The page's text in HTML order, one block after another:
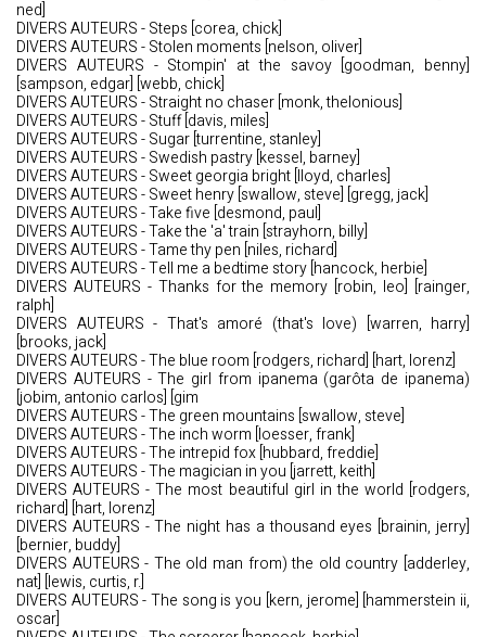
ned]
DIVERS AUTEURS - Steps [corea, chick]
DIVERS AUTEURS - Stolen moments [nelson, oliver]
DIVERS AUTEURS - Stompin' at the savoy [goodman, benny]
[sampson, edgar] [webb, chick]
DIVERS AUTEURS - Straight no chaser [monk, thelonious]
DIVERS AUTEURS - Stuff [davis, miles]
DIVERS AUTEURS - Sugar [turrentine, stanley]
DIVERS AUTEURS - Swedish pastry [kessel, barney]
DIVERS AUTEURS - Sweet georgia bright [lloyd, charles]
DIVERS AUTEURS - Sweet henry [swallow, steve] [gregg, jack]
DIVERS AUTEURS - Take five [desmond, paul]
DIVERS AUTEURS - Take the 'a' train [strayhorn, billy]
DIVERS AUTEURS - Tame thy pen [niles, richard]
DIVERS AUTEURS - Tell me a bedtime story [hancock, herbie]
DIVERS AUTEURS - Thanks for the memory [robin, leo] [rainger,
ralph]
DIVERS AUTEURS - That's amoré (that's love) [warren, harry]
[brooks, jack]
DIVERS AUTEURS - The blue room [rodgers, richard] [hart, lorenz]
DIVERS AUTEURS - The girl from ipanema (garôta de ipanema)
[jobim, antonio carlos] [gim
DIVERS AUTEURS - The green mountains [swallow, steve]
DIVERS AUTEURS - The inch worm [loesser, frank]
DIVERS AUTEURS - The intrepid fox [hubbard, freddie]
DIVERS AUTEURS - The magician in you [jarrett, keith]
DIVERS AUTEURS - The most beautiful girl in the world [rodgers,
richard] [hart, lorenz]
DIVERS AUTEURS - The night has a thousand eyes [brainin, jerry]
[bernier, buddy]
DIVERS AUTEURS - The old man from) the old country [adderley,
nat] [lewis, curtis, r.]
DIVERS AUTEURS - The song is you [kern, jerome] [hammerstein ii,
oscar]